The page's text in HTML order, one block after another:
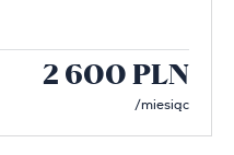
2 600 PLN
/miesiąc